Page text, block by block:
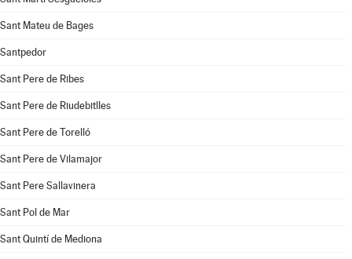
Sant Mateu de Bages
Santpedor
Sant Pere de Ribes
Sant Pere de Riudebitlles
Sant Pere de Torelló
Sant Pere de Vilamajor
Sant Pere Sallavinera
Sant Pol de Mar
Sant Quintí de Mediona